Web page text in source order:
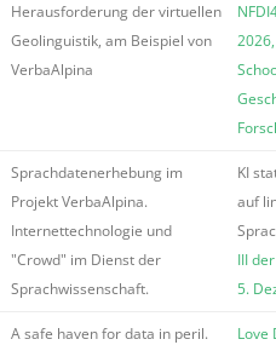
Herausforderung der virtuellen
Geolinguistik, am Beispiel von
VerbaAlpina
Sprachdatenerhebung im
Projekt VerbaAlpina.
Internettechnologie und
"Crowd" im Dienst der
Sprachwissenschaft.
KI
auf
III
5.
A safe haven for data in peril.
Love